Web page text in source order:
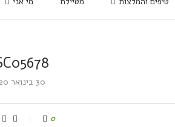
30 בינואר 2020
0